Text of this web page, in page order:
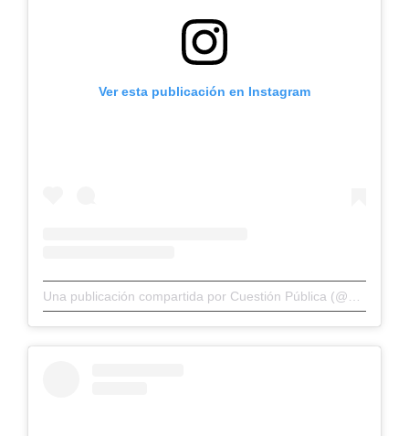
Ver esta publicación en Instagram